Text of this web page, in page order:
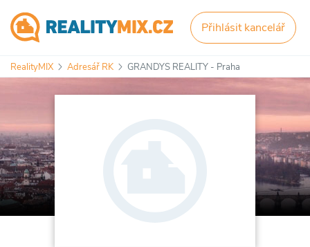
Přihlásit kancelář
RealityMIX Adresář RK GRANDYS REALITY - Praha